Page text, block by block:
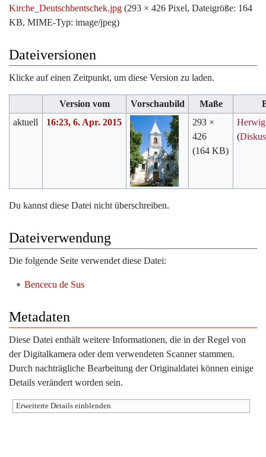
Kirche_Deutschbentschek.jpg (293 × 426 Pixel, Dateigröße: 164
KB, MIME-Typ: image/jpeg)
Dateiversionen
Klicke auf einen Zeitpunkt, um diese Version zu laden.
Version vom Vorschaubild Maße
aktuell
16:23, 6. Apr. 2015
293 ×
426
(164 KB)
Herwig
(
Du kannst diese Datei nicht überschreiben.
Dateiverwendung
Die folgende Seite verwendet diese Datei:
Bencecu de Sus
Metadaten
Diese Datei enthält weitere Informationen, die in der Regel von
der Digitalkamera oder dem verwendeten Scanner stammen.
Durch nachträgliche Bearbeitung der Originaldatei können einige
Details verändert worden sein.
Erweiterte Details einblenden